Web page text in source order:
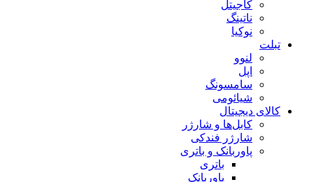
کاجیتل
ناتینگ
نوکیا
تبلت
لنوو
اپل
سامسونگ
شیائومی
کالای دیجیتال
کابل‌ها و شارژر
شارژر فندکی
پاوربانک و باتری
باتری
پاوربانک